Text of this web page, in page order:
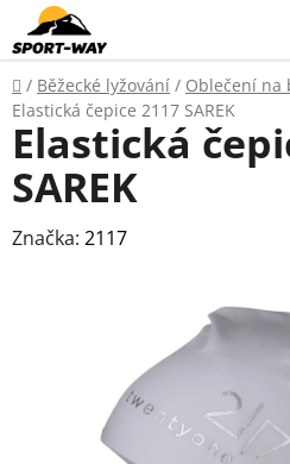
Přejít
na
obsah
Domů
/ Běžecké lyžování / Oblečení na
Elastická čepice 2117 SAREK
Elastická
SAREK
Značka: 2117